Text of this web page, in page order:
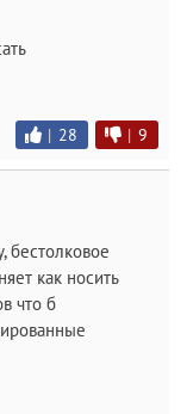
| 28 | 9
бестолковое
как носить
что б